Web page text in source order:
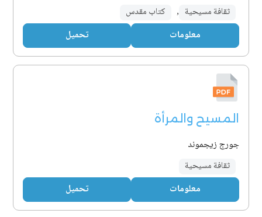
ثقافة مسيحية , كتاب مقدس
معلومات تحميل
المسيح والمرأة
جورج زيجموند
ثقافة مسيحية
معلومات تحميل